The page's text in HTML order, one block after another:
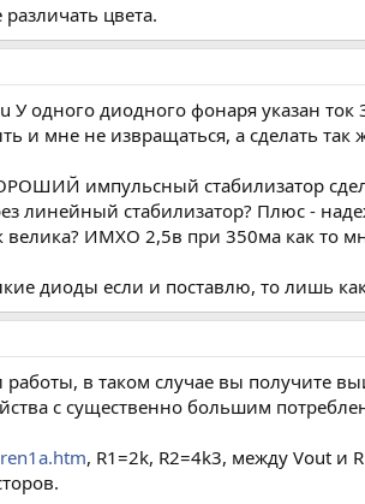
цвета.
У одного диодного фонаря указан
и мне не извращаться, а сделать так
импульсный стабилизатор
линейный стабилизатор? Плюс -
велика? ИМХО 2,5в при 350ма как то
диоды если и поставлю, то лишь
в таком случае вы получите
с существенно большим
, R1=2k, R2=4k3, между Vout и